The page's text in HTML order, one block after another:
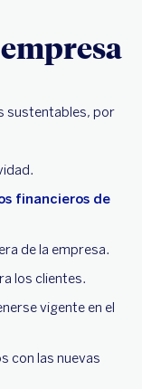
sustentables, por
financieros de
de la empresa.
los clientes.
vigente en el
con las nuevas